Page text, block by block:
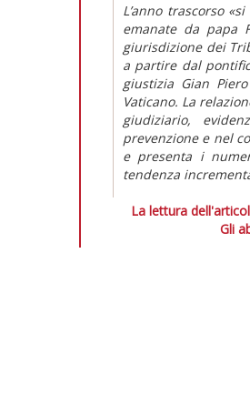
L’anno trascorso
emanate da papa
giurisdizione dei
a partire dal
giustizia Gian
Vaticano. La
giudiziario,
prevenzione e nel
e presenta i
tendenza
La lettura
Gli